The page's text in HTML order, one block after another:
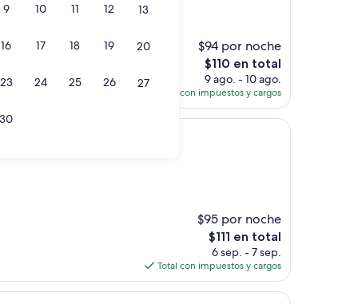
9 10 11 12 13
16 17 18 19 20
23 24 25 26 27
30
y comoda”
$94 por noche
El
precio
actual
es
de
$110 en total
9 ago. - 10 ago.
Total con impuestos y cargos
$95 por noche
El
precio
actual
es
de
$111 en total
6 sep. - 7 sep.
Total con impuestos y cargos